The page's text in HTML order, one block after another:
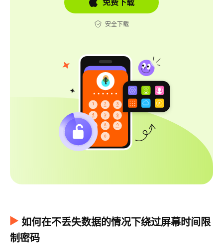
免费下载
安全下载
如何在不丢失数据的情况下绕过屏幕时间限
制密码